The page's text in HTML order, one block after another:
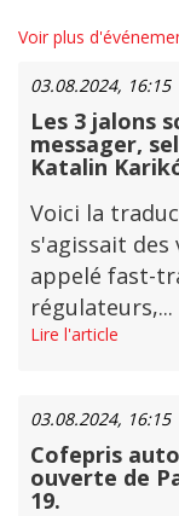
Voir plus
03.08.2024, 16:15
Les 3 jalons
messager,
Katalin
Voici la
s'agissait des
appelé fast-
régulateurs,...
Lire l'article
03.08.2024, 16:15
Cofepris
ouverte de
19.